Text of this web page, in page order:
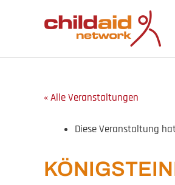
« Alle Veranstaltungen
Diese Veranstaltung